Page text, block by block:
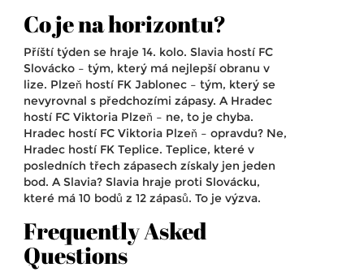
Co je na horizontu?
Příští týden se hraje 14. kolo. Slavia hostí FC
Slovácko – tým, který má nejlepší obranu v
lize. Plzeň hostí FK Jablonec – tým, který se
nevyrovnal s předchozími zápasy. A Hradec
hostí FC Viktoria Plzeň – ne, to je chyba.
Hradec hostí FC Viktoria Plzeň – opravdu? Ne,
Hradec hostí FK Teplice. Teplice, které v
posledních třech zápasech získaly jen jeden
bod. A Slavia? Slavia hraje proti Slovácku,
které má 10 bodů z 12 zápasů. To je výzva.
Frequently Asked
Questions